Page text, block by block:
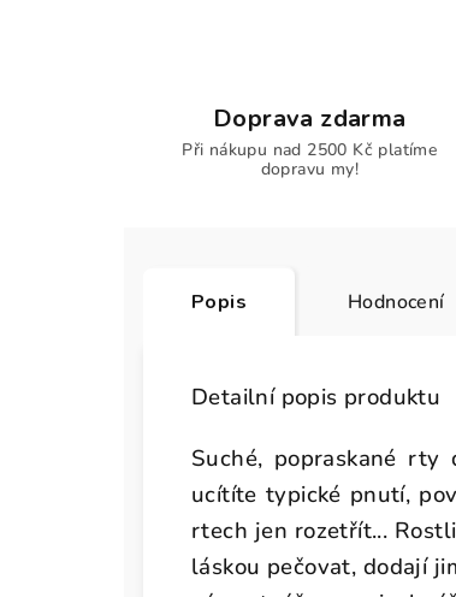
Doprava zdarma
Při nákupu nad 2500 Kč platíme
dopravu my!
Popis Hodnocení
Detailní popis produktu
Suché, popraskané rty
ucítíte typické pnutí,
rtech jen rozetřít...
láskou pečovat, dodají